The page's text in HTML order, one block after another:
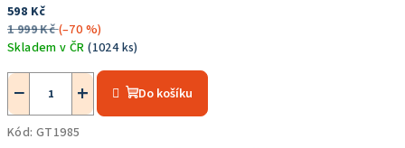
598 Kč
1 999 Kč(–70 %)
Skladem v ČR(1024 ks)
hodnocení
produktu
je
5,0
+
− Do košíku
Kód: GT1985